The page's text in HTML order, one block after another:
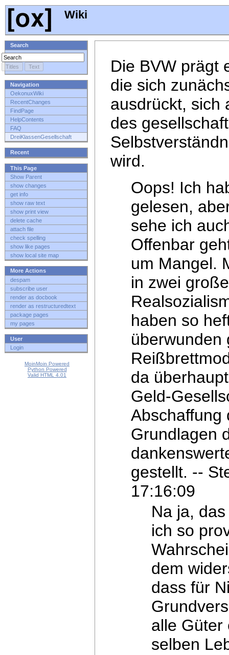
Wiki
Search
Navigation
OekonuxWiki
RecentChanges
FindPage
HelpContents
FAQ
DreiKlassenGesellschaft
Recent
This Page
Show Parent
show changes
get info
show raw text
show print view
delete cache
attach file
check spelling
show like pages
show local site map
More Actions
despam
subscribe user
render as docbook
render as restructuredtext
package pages
my pages
User
Login
MoinMoin Powered
Python Powered
Valid HTML 4.01
Die BVW prägt
die sich
ausdrückt, sich
des
wird.
Oops! Ich
gelesen,
sehe ich
Offenbar
um Mangel.
in zwei
haben so
überwunden
da
Geld-
Grundlagen
gestellt. --
17:16:09
Na ja,
ich so
dem
dass für
alle Güter
selben